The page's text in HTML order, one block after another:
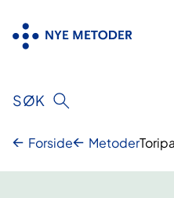
innhold
SØK
Forside Metoder